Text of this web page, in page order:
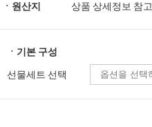
ㆍ원산지
상품 상세정보 참고
ㆍ기본 구성
선물세트 선택